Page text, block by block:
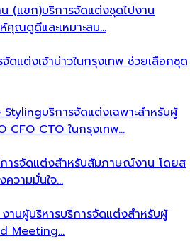
(แขก)บริการจัดแต่งชุดไปงาน
คุณดูดีและเหมาะสม…
ดแต่งเจ้าบ่าวในกรุงเทพ ช่วยเลือกชุด
Stylingบริการจัดแต่งเฉพาะสำหรับผู้
CFO CTO ในกรุงเทพ…
ารจัดแต่งสำหรับสัมภาษณ์งาน โดยส
วามมั่นใจ…
านผู้บริหารบริการจัดแต่งสำหรับผู้
Meeting…